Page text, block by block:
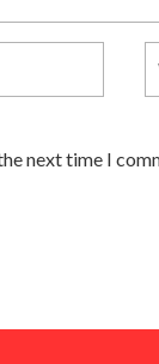
next time I